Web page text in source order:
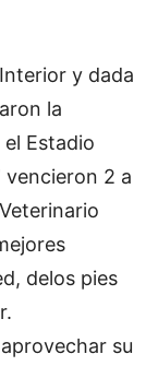
y dada
la
Estadio
vencieron 2 a
delos pies
su